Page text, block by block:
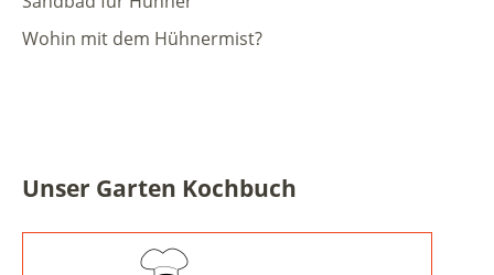
Wohin mit dem Hühnermist?
Unser Garten Kochbuch